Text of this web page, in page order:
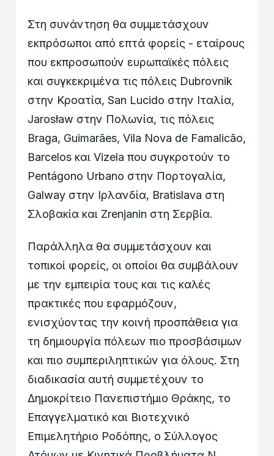
Στη συνάντηση θα συμμετάσχουν
εκπρόσωποι από επτά φορείς - εταίρους
που εκπροσωπούν ευρωπαϊκές πόλεις
και συγκεκριμένα τις πόλεις Dubrovnik
στην Κροατία, San Lucido στην Ιταλία,
Jarosław στην Πολωνία, τις πόλεις
Braga, Guimarães, Vila Nova de Famalicão,
Barcelos και Vizela που συγκροτούν το
Pentágono Urbano στην Πορτογαλία,
Galway στην Ιρλανδία, Bratislava στη
Σλοβακία και Zrenjanin στη Σερβία.
Παράλληλα θα συμμετάσχουν και
τοπικοί φορείς, οι οποίοι θα συμβάλουν
με την εμπειρία τους και τις καλές
πρακτικές που εφαρμόζουν,
ενισχύοντας την κοινή προσπάθεια για
τη δημιουργία πόλεων πιο προσβάσιμων
και πιο συμπεριληπτικών για όλους. Στη
διαδικασία αυτή συμμετέχουν το
Δημοκρίτειο Πανεπιστήμιο Θράκης, το
Επαγγελματικό και Βιοτεχνικό
Επιμελητήριο Ροδόπης, ο Σύλλογος